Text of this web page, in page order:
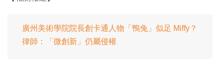
廣州美術學院院長創卡通人物「鴨兔」似足 Miffy？
律師：「微創新」仍屬侵權